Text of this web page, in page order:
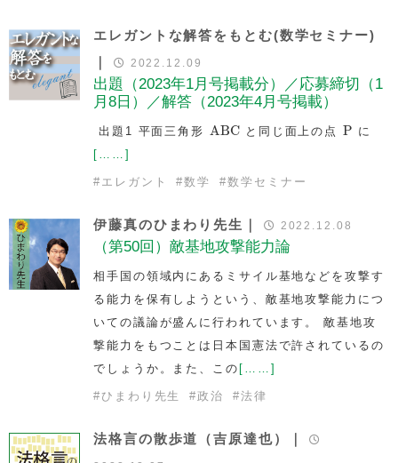
エレガントな解答をもとむ(数学セミナー)
2022.12.09
出題（2023年1月号掲載分）／応募締切（1
月8日）／解答（2023年4月号掲載）
出題1 平面三角形 ABC
ABC と同じ面上の点P
P に
[……]
# エレガント #数学 #数学セミナー
伊藤真のひまわり先生｜ 2022.12.08
（第50回）敵基地攻撃能力論
相手国の領域内にあるミサイル基地などを攻撃す
る能力を保有しようという、敵基地攻撃能力につ
いての議論が盛んに行われています。 敵基地攻
撃能力をもつことは日本国憲法で許されているの
でしょうか。また、この [……]
#ひまわり先生 #政治 #法律
法格言の散歩道（吉原達也）｜